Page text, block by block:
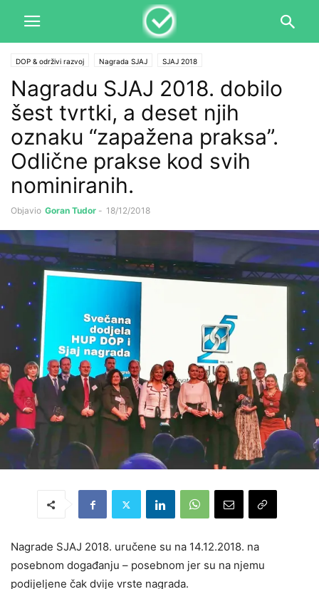
DOP & održivi razvoj Nagrada SJAJ SJAJ 2018
Nagradu SJAJ 2018. dobilo
šest tvrtki, a deset njih
oznaku “zapažena praksa”.
Odlične prakse kod svih
nominiranih.
Objavio Goran Tudor - 18/12/2018
Nagrade SJAJ 2018. uručene su na 14.12.2018. na
posebnom događanju – posebnom jer su na njemu
podijeljene čak dvije vrste nagrada.